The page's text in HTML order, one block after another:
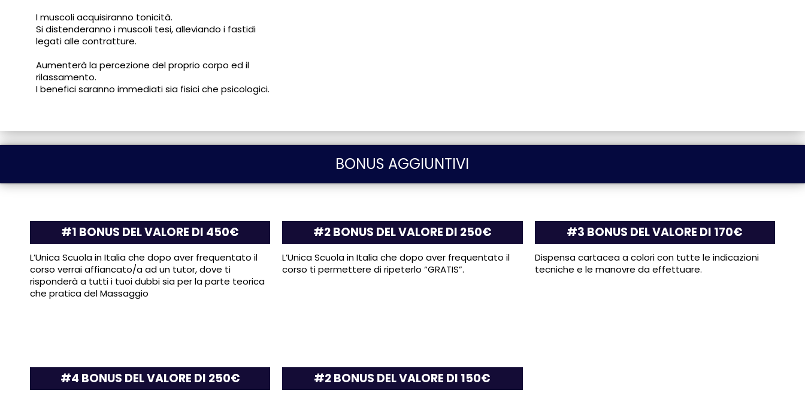
I muscoli acquisiranno tonicità.
Si distenderanno i muscoli tesi, alleviando i fastidi
legati alle contratture.
Aumenterà la percezione del proprio corpo ed il
rilassamento.
I benefici saranno immediati sia fisici che psicologici.
BONUS AGGIUNTIVI
#1 BONUS DEL VALORE DI 450€
L’Unica Scuola in Italia che dopo aver frequentato il
corso verrai affiancato/a ad un tutor, dove ti
risponderà a tutti i tuoi dubbi sia per la parte teorica
che pratica del Massaggio
#2 BONUS DEL VALORE DI 250€
L’Unica Scuola in Italia che dopo aver frequentato il
corso ti permettere di ripeterlo “GRATIS”.
#3 BONUS DEL VALORE DI 170€
Dispensa cartacea a colori con tutte le indicazioni
tecniche e le manovre da effettuare.
#4 BONUS DEL VALORE DI 250€ #2 BONUS DEL VALORE DI 150€